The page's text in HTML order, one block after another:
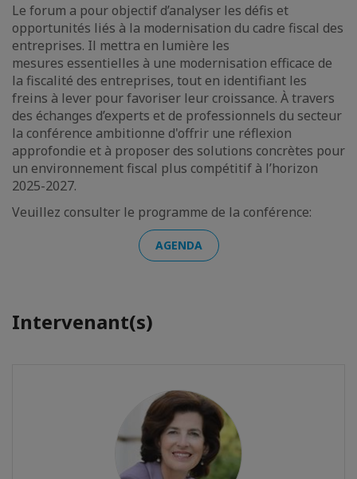
Le forum a pour objectif d’analyser les défis et
opportunités liés à la modernisation du cadre fiscal des
entreprises. Il mettra en lumière les
mesures essentielles à une modernisation efficace de
la fiscalité des entreprises, tout en identifiant les
freins à lever pour favoriser leur croissance. À travers
des échanges d’experts et de professionnels du secteur
la conférence ambitionne d'offrir une réflexion
approfondie et à proposer des solutions concrètes pour
un environnement fiscal plus compétitif à l’horizon
2025-2027.
Veuillez consulter le programme de la conférence:
AGENDA
Intervenant(s)